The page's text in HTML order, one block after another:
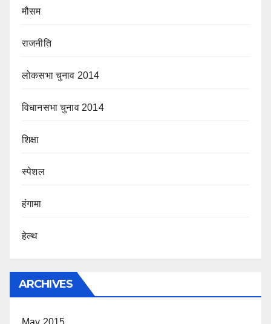
मौसम
राजनीति
लोकसभा चुनाव 2014
विधानसभा चुनाव 2014
शिक्षा
स्पेशल
हंगामा
हेल्थ
ARCHIVES